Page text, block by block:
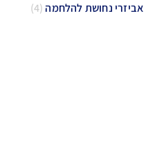
אביזרי נחושת להלחמה(4)